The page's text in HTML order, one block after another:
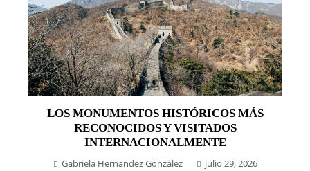
LOS MONUMENTOS HISTÓRICOS MÁS
RECONOCIDOS Y VISITADOS
INTERNACIONALMENTE
Gabriela Hernandez González julio 29, 2026